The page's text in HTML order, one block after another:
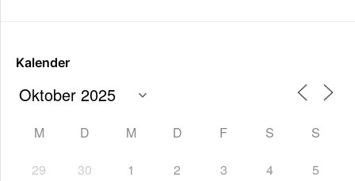
Kalender
M D M D F S S
29 30 1 2 3 4 5